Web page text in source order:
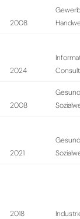
2008
2024
2008
2021
2018